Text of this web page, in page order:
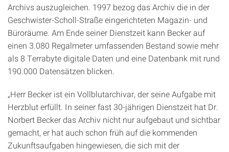
Archivs auszugleichen. 1997 bezog das Archiv die in der
Geschwister-Scholl-Straße eingerichteten Magazin- und
Büroräume. Am Ende seiner Dienstzeit kann Becker auf
einen 3.080 Regalmeter umfassenden Bestand sowie mehr
als 8 Terrabyte digitale Daten und eine Datenbank mit rund
190.000 Datensätzen blicken.
„Herr Becker ist ein Vollblutarchivar, der seine Aufgabe mit
Herzblut erfüllt. In seiner fast 30-jährigen Dienstzeit hat Dr.
Norbert Becker das Archiv nicht nur aufgebaut und sichtbar
gemacht, er hat auch schon früh auf die kommenden
Zukunftsaufgaben hingewiesen, die sich mit der